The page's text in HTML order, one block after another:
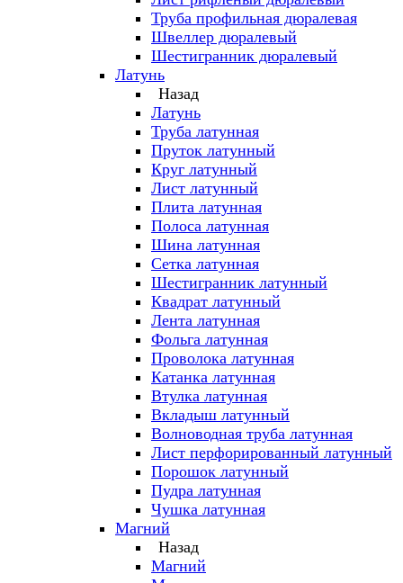
Труба профильная дюралевая
Швеллер дюралевый
Шестигранник дюралевый
Латунь
Назад
Латунь
Труба латунная
Пруток латунный
Круг латунный
Лист латунный
Плита латунная
Полоса латунная
Шина латунная
Сетка латунная
Шестигранник латунный
Квадрат латунный
Лента латунная
Фольга латунная
Проволока латунная
Катанка латунная
Втулка латунная
Вкладыш латунный
Волноводная труба латунная
Лист перфорированный латунный
Порошок латунный
Пудра латунная
Чушка латунная
Магний
Назад
Магний